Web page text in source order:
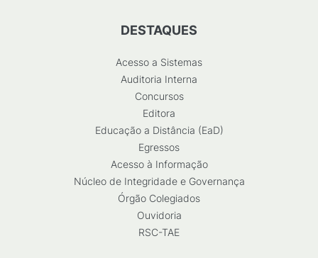
DESTAQUES
Acesso a Sistemas
Auditoria Interna
Concursos
Editora
Educação a Distância (EaD)
Egressos
Acesso à Informação
Núcleo de Integridade e Governança
Órgão Colegiados
Ouvidoria
RSC-TAE